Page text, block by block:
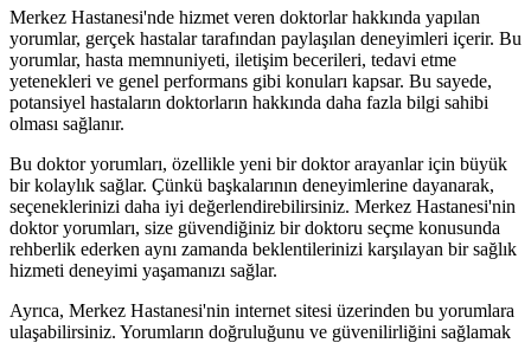
Merkez Hastanesi'nde hizmet veren doktorlar hakkında yapılan
yorumlar, gerçek hastalar tarafından paylaşılan deneyimleri içerir. Bu
yorumlar, hasta memnuniyeti, iletişim becerileri, tedavi etme
yetenekleri ve genel performans gibi konuları kapsar. Bu sayede,
potansiyel hastaların doktorların hakkında daha fazla bilgi sahibi
olması sağlanır.
Bu doktor yorumları, özellikle yeni bir doktor arayanlar için büyük
bir kolaylık sağlar. Çünkü başkalarının deneyimlerine dayanarak,
seçeneklerinizi daha iyi değerlendirebilirsiniz. Merkez Hastanesi'nin
doktor yorumları, size güvendiğiniz bir doktoru seçme konusunda
rehberlik ederken aynı zamanda beklentilerinizi karşılayan bir sağlık
hizmeti deneyimi yaşamanızı sağlar.
Ayrıca, Merkez Hastanesi'nin internet sitesi üzerinden bu yorumlara
ulaşabilirsiniz. Yorumların doğruluğunu ve güvenilirliğini sağlamak